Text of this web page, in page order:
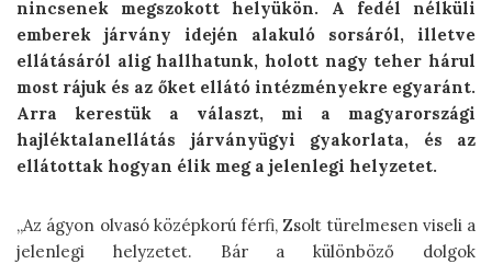
nincsenek megszokott helyükön. A fedél nélküli
emberek járvány idején alakuló sorsáról, illetve
ellátásáról alig hallhatunk, holott nagy teher hárul
most rájuk és az őket ellátó intézményekre egyaránt.
Arra kerestük a választ, mi a magyarországi
hajléktalanellátás járványügyi gyakorlata, és az
ellátottak hogyan élik meg a jelenlegi helyzetet.
„Az ágyon olvasó középkorú férfi, Zsolt türelmesen viseli a
jelenlegi helyzetet. Bár a különböző dolgok